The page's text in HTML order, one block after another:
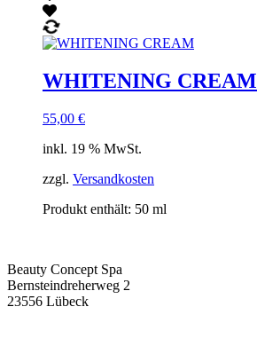
WHITENING CREAM
55,00 €
inkl. 19 % MwSt.
zzgl. Versandkosten
Produkt enthält: 50 ml
Beauty Concept Spa
Bernsteindreherweg 2
23556 Lübeck